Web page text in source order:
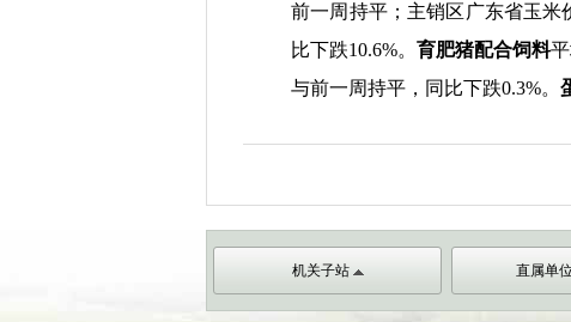
前一周持平；主销区广东省玉米
比下跌10.6%。 育肥猪配合饲料
与前一周持平，同比下跌0.3%。
机关子站 直属单